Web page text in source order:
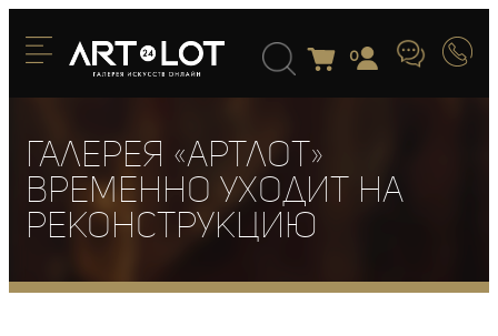
0
Галерея «Артлот»
временно уходит на
реконструкцию